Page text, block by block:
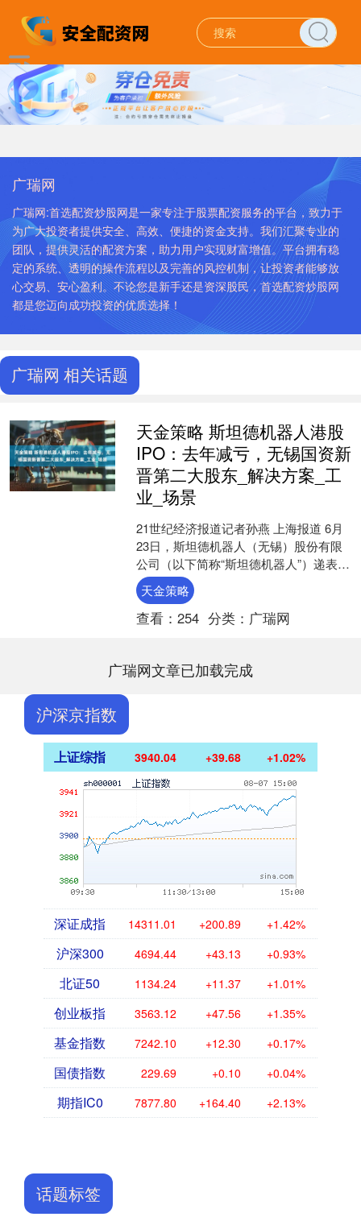
广瑞网
广瑞网:首选配资炒股网是一家专注于股票配资服务的平台，致力于
为广大投资者提供安全、高效、便捷的资金支持。我们汇聚专业的
团队，提供灵活的配资方案，助力用户实现财富增值。平台拥有稳
定的系统、透明的操作流程以及完善的风控机制，让投资者能够放
心交易、安心盈利。不论您是新手还是资深股民，首选配资炒股网
都是您迈向成功投资的优质选择！
广瑞网 相关话题
天金策略 斯坦德机器人港股
IPO：去年减亏，无锡国资新
晋第二大股东_解决方案_工
业_场景
21世纪经济报道记者孙燕 上海报道 6月
23日，斯坦德机器人（无锡）股份有限
公司（以下简称“斯坦德机器人”）递表港
交所，计划通过“18C章程”在港交所主板
挂牌上....
天金策略
查看： 254 分类： 广瑞网
广瑞网文章已加载完成
沪深京指数
上证综指 3940.04 +39.68 +1.02%
深证成指 14311.01 +200.89 +1.42%
沪深300 4694.44 +43.13 +0.93%
北证50 1134.24 +11.37 +1.01%
创业板指 3563.12 +47.56 +1.35%
基金指数 7242.10 +12.30 +0.17%
国债指数 229.69 +0.10 +0.04%
期指IC0 7877.80 +164.40 +2.13%
话题标签